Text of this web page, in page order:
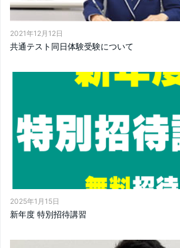
2021年12月12日
共通テスト同日体験受験について
2025年1月15日
新年度 特別招待講習